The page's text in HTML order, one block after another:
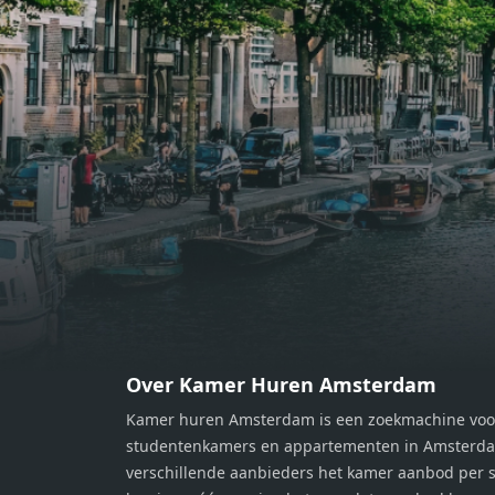
bereiden van heerlijke maaltijden.
Vanuit de woonkamer stap je zo het
balkon op, waar je kunt genieten
van een prachtig uitzicht en een
moment van rust. De woning
beschikt over twee comfortabele
slaapkamers van respectievelijk 12,1
m² en 8 m². Beide kamers bieden tal
van mogelijkheden, zoals een fijne
werkplek, een logeerkamer of een
persoonlijke slaapkamer. De
gemak en privacy. Gelegen in een
Zaandam, bevindt de woning zich
op een perfecte locatie. Winkels,
openbaar vervoer en uitvalswegen
van
m²
van
op
Over Kamer Huren Amsterdam
Kamer huren Amsterdam is een zoekmachine
studentenkamers en appartementen in
verschillende aanbieders het kamer aanbod per